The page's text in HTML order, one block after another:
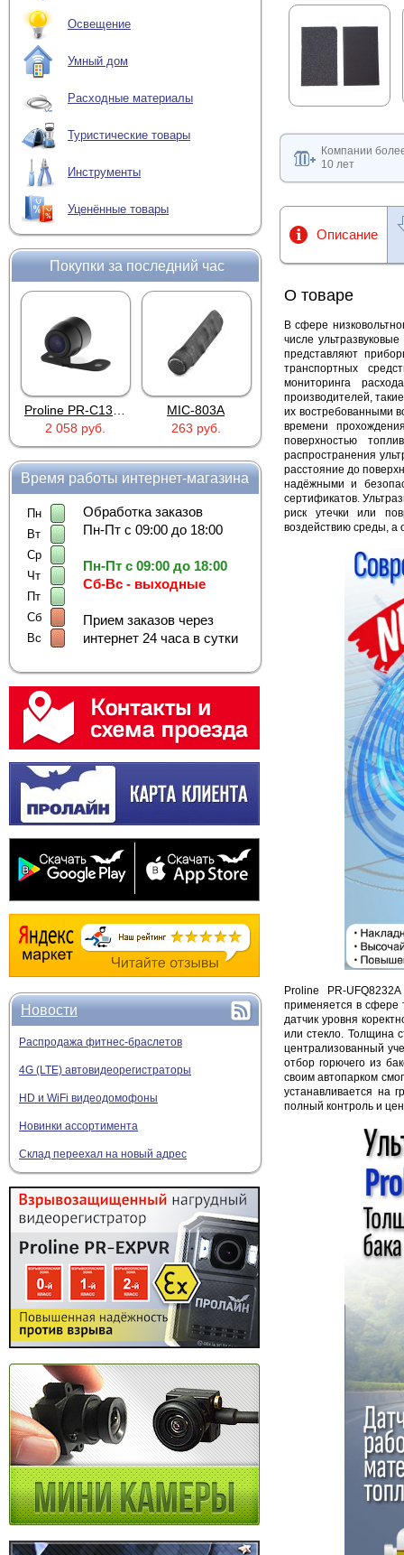
Освещение
Умный дом
Расходные материалы
Туристические товары
Инструменты
Уценённые товары
Покупки за последний час
Proline PR-C1335
MIC-803A
4PIN(п)/2RCA(м)+DJK-11(п)
386 руб.
Время работы интернет-магазина
Пн
Вт
Ср
Чт
Пт
Сб
Вс
Обработка заказов
Пн-Пт с 09:00 до 18:00
Пн-Пт с 09:00 до 18:00
Сб-Вс - выходные
Прием заказов через
интернет 24 часа в сутки
Новости
Распродажа фитнес-браслетов
4G (LTE) автовидеорегистраторы
HD и WiFi видеодомофоны
Новинки ассортимента
Склад переехал на новый адрес
Компании
10 лет
Описание
О товаре
В сфере
числе
представляют
транспортных
мониторинга
производителей,
их востребованными
времени
поверхностью
распространения
расстояние до
надёжными и
сертификатов.
риск утечки или
воздействию среды, а
Proline PR-
применяется в сфере
датчик уровня
или стекло. Толщина
централизованный
отбор горючего из
своим автопарком
устанавливается на
полный контроль и